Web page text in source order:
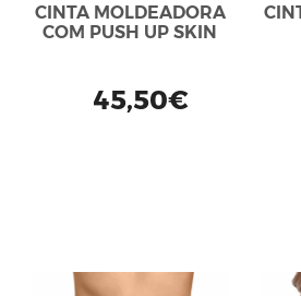
CINTA MOLDEADORA
COM PUSH UP SKIN
45,50€